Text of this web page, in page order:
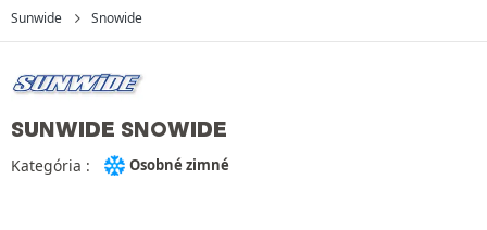
Sunwide Snowide
SUNWIDE SNOWIDE
Kategória : Osobné zimné